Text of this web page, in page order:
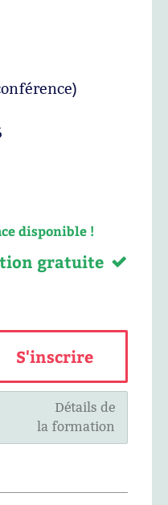
disponible !
gratuite
S'inscrire
Détails de
la formation